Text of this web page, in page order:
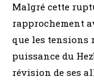
Malgré cette
rapprochement
que les tensions
puissance du
révision de ses